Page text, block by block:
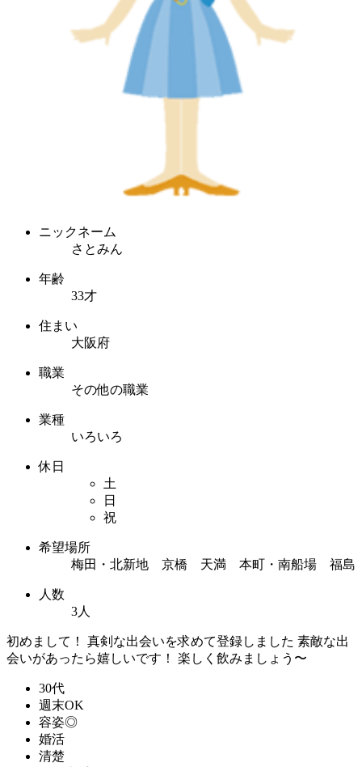
ニックネーム
さとみん
年齢
33才
住まい
大阪府
職業
その他の職業
業種
いろいろ
休日
土
日
祝
希望場所
梅田・北新地 京橋 天満 本町・南船場 福島
人数
3人
初めまして！ 真剣な出会いを求めて登録しました 素敵な出
会いがあったら嬉しいです！ 楽しく飲みましょう〜
30代
週末OK
容姿◎
婚活
清楚